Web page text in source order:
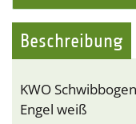
Beschreibung
KWO
Engel weiß